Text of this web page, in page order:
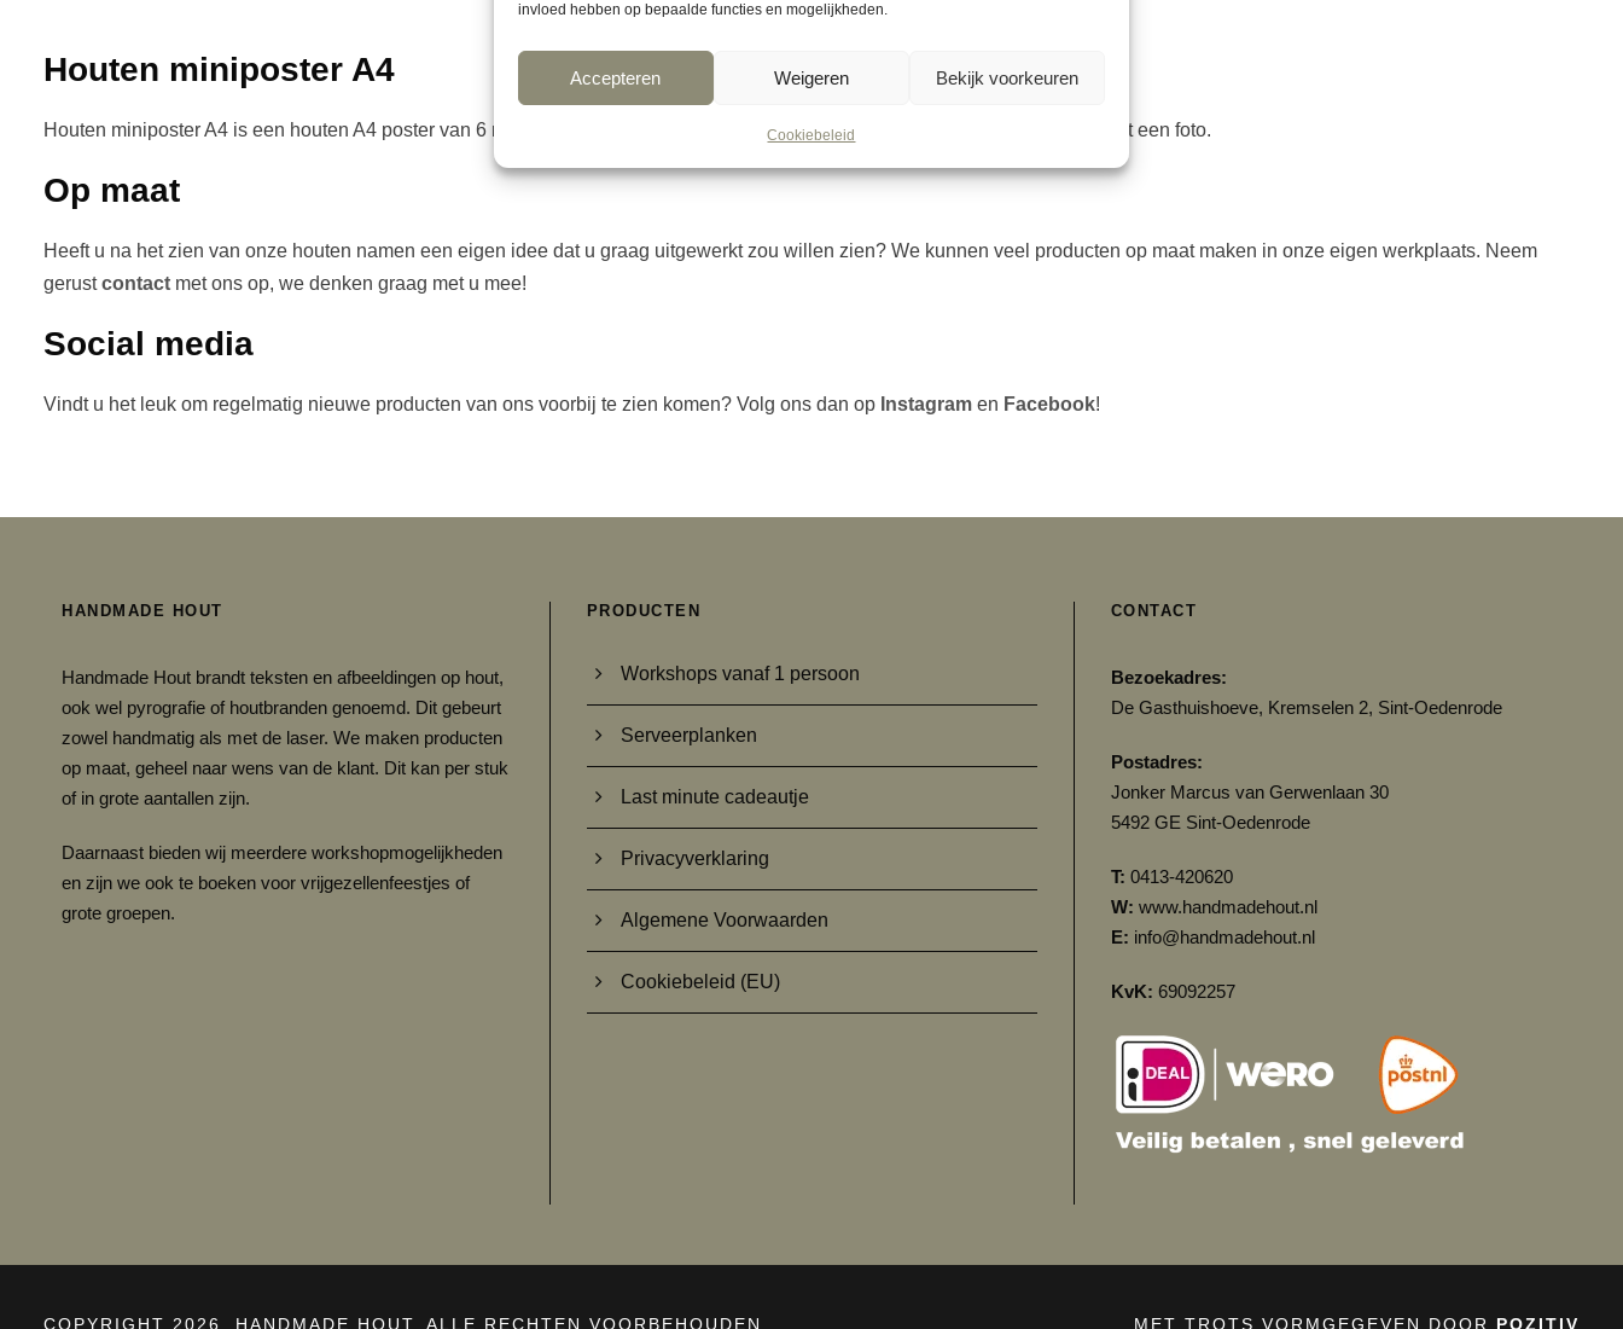
invloed hebben op bepaalde functies en mogelijkheden.
Accepteren Weigeren Bekijk voorkeuren
Cookiebeleid
Houten miniposter A4
Houten miniposter A4 is een houten A4 poster van 6 mm dik hout die je kun kunt gebruiken voor pyrografie of laten graveren met een foto.
Op maat
Heeft u na het zien van onze houten namen een eigen idee dat u graag uitgewerkt zou willen zien? We kunnen veel producten op maat maken in onze eigen werkplaats. Neem
gerustcontact met ons op, we denken graag met u mee!
Social media
Vindt u het leuk om regelmatig nieuwe producten van ons voorbij te zien komen? Volg ons dan op Instagram en Facebook!
HANDMADE HOUT
Handmade Hout brandt teksten en afbeeldingen op hout,
ook wel pyrografie of houtbranden genoemd. Dit gebeurt
zowel handmatig als met de laser. We maken producten
op maat, geheel naar wens van de klant. Dit kan per stuk
of in grote aantallen zijn.
Daarnaast bieden wij meerdere workshopmogelijkheden
en zijn we ook te boeken voor vrijgezellenfeestjes of
grote groepen.
PRODUCTEN
Workshops vanaf 1 persoon
Serveerplanken
Last minute cadeautje
Privacyverklaring
Algemene Voorwaarden
Cookiebeleid (EU)
CONTACT
Bezoekadres:
De Gasthuishoeve, Kremselen 2, Sint-Oedenrode
Postadres:
Jonker Marcus van Gerwenlaan 30
5492 GE Sint-Oedenrode
T: 0413-420620
W: www.handmadehout.nl
E: info@handmadehout.nl
KvK: 69092257
COPYRIGHT 2026, HANDMADE HOUT, ALLE RECHTEN VOORBEHOUDEN MET TROTS VORMGEGEVEN DOOR POZITIV